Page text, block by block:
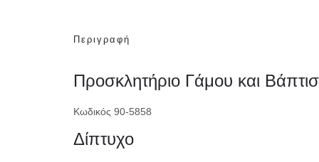
Περιγραφή
Προσκλητήριο Γάμου και
Κωδικός 90-5858
Δίπτυχο